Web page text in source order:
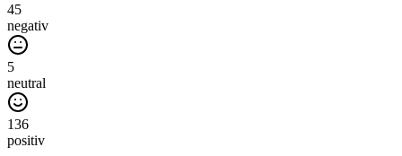
45
negativ
5
neutral
136
positiv